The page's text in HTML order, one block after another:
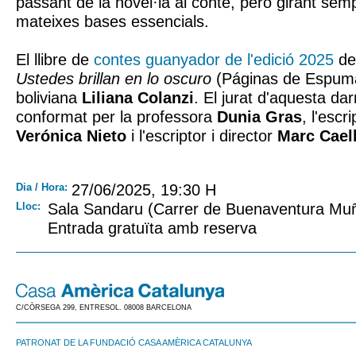
mateixes bases essencials.
El llibre de contes guanyador de l'edició 2025
Ustedes brillan en lo oscuro (Páginas de
boliviana Liliana Colanzi. El jurat d'aquesta
conformat per la professora Dunia Gras,
Verónica Nieto i l'escriptor i director Marc
Dia / Hora: 27/06/2025, 19:30 H
Lloc:
Sala Sandaru (Carrer de Buenaventura
Entrada gratuïta amb reserva
C/CÒRSEGA 299, ENTRESOL. 08008 BARCELONA
PATRONAT DE LA FUNDACIÓ CASA AMÈRICA CATALUNYA